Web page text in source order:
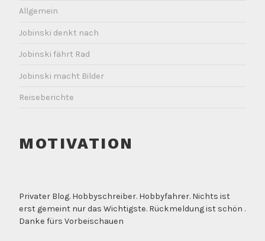
Allgemein
Jobinski denkt nach
Jobinski fährt Rad
Jobinski macht Bilder
Reiseberichte
MOTIVATION
Privater Blog. Hobbyschreiber. Hobbyfahrer. Nichts ist
erst gemeint nur das Wichtigste. Rückmeldung ist schön .
Danke fürs Vorbeischauen